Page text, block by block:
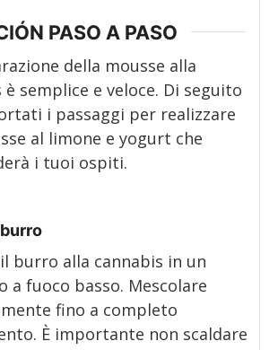
PASO A PASO
della mousse alla
è semplice e veloce. Di seguito
i passaggi per realizzare
al limone e yogurt che
i tuoi ospiti.
burro alla cannabis in un
a fuoco basso. Mescolare
fino a completo
È importante non scaldare